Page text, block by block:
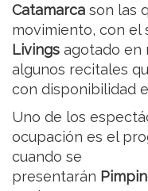
Catamarca son las
movimiento, con el
Livings agotado en
algunos recitales
con disponibilidad
Uno de los
ocupación es el
cuando se
presentarán